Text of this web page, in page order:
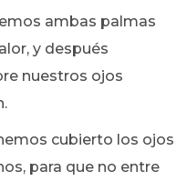
ambas palmas
y después
nuestros ojos
cubierto los ojos
para que no entre